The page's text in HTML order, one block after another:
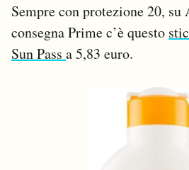
Sempre con protezione 20, su
consegna Prime c’è questo
Sun Pass a 5,83 euro.